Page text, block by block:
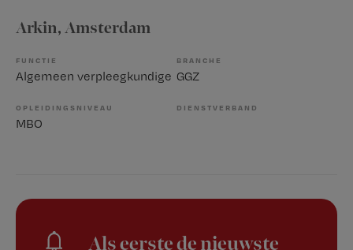
Arkin, Amsterdam
FUNCTIE
Algemeen verpleegkundige
BRANCHE
GGZ
OPLEIDINGSNIVEAU
MBO
DIENSTVERBAND
Als eerste de nieuwste